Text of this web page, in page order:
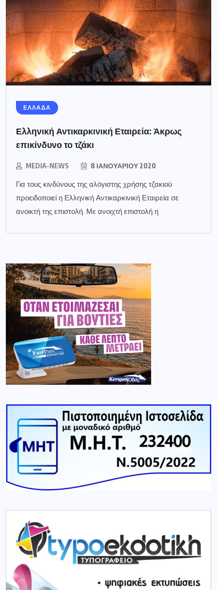
ΕΛΛΑΔΑ
Ελληνική Αντικαρκινική Εταιρεία: Άκρως
επικίνδυνο το τζάκι
MEDIA-NEWS 8 ΙΑΝΟΥΑΡΊΟΥ 2020
Για τους κινδύνους της αλόγιστης χρήσης τζακιού
προειδοποιεί η Ελληνική Αντικαρκινική Εταιρεία σε
ανοικτή της επιστολή. Με ανοιχτή επιστολή η